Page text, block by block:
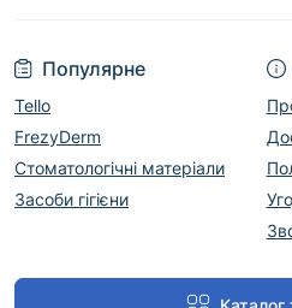
Популярне
Tello
FrezyDerm
Стоматологічні матеріали
Засоби гігієни